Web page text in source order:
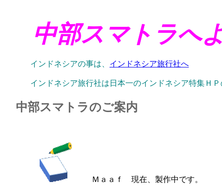
中部スマトラへ
中部スマトラのご案内
Ｍａａｆ 現在、製作中です。
インドネシアの事は、 インドネシア旅行社へ
インドネシア旅行社は日本一のインドネシア特集Ｈ